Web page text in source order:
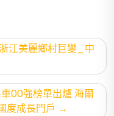
江美麗鄉村巨變_中
00強榜單出爐 海爾
度成長門戶